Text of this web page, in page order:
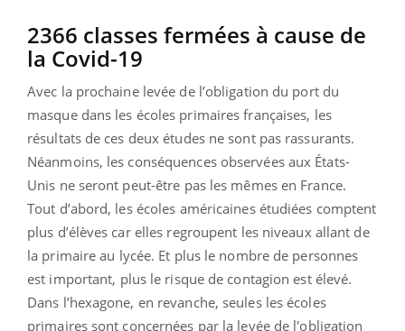
2366 classes fermées à cause de
la Covid-19
Avec la prochaine levée de l’obligation du port du
masque dans les écoles primaires françaises, les
résultats de ces deux études ne sont pas rassurants.
Néanmoins, les conséquences observées aux États-
Unis ne seront peut-être pas les mêmes en France.
Tout d’abord, les écoles américaines étudiées comptent
plus d’élèves car elles regroupent les niveaux allant de
la primaire au lycée. Et plus le nombre de personnes
est important, plus le risque de contagion est élevé.
Dans l’hexagone, en revanche, seules les écoles
primaires sont concernées par la levée de l'obligation